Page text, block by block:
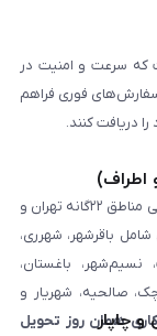
که سرعت و امنیت در
سفارش‌های فوری فراهم
دریافت کنند.
اطراف)
ارسال از طریق پیک موتوری در گوشی آنلاین شامل تمامی مناطق ۲۲گانه تهران و
باقرشهر، شهرری،
نسیم‌شهر، باغستان،
صالحیه، شهریار و
همان روز تحویل
چاپار